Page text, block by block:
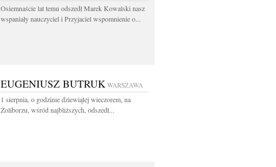
Osiemnaście lat temu odszedł Marek Kowalski nasz
wspaniały nauczyciel i Przyjaciel wspomnienie o...
EUGENIUSZ BUTRUK WARSZAWA
1 sierpnia, o godzinie dziewiątej wieczorem, na
Żoliborzu, wśród najbliższych, odszedł...